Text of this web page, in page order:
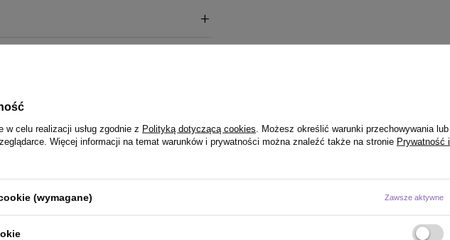
KUPILI TAKŻE
celu realizacji usług zgodnie z Polityką dotyczącą cookies . Możesz określić warunki przechowywania lub
Więcej informacji na temat warunków i prywatności można znaleźć także na stronie Prywatność i
(wymagane) Zawsze aktywne